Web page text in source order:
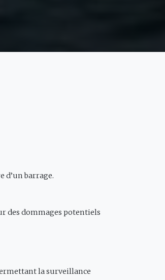
d’un barrage.
des dommages potentiels
la surveillance